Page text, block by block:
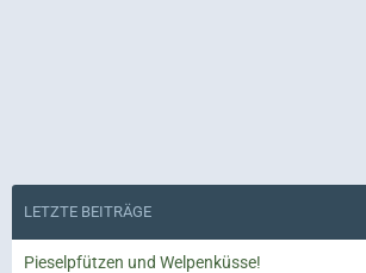
LETZTE BEITRÄGE
Pieselpfützen und Welpenküsse!